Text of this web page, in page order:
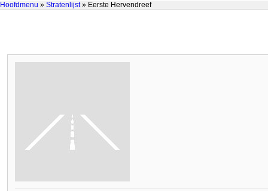
Hoofdmenu » Stratenlijst» Eerste Hervendreef